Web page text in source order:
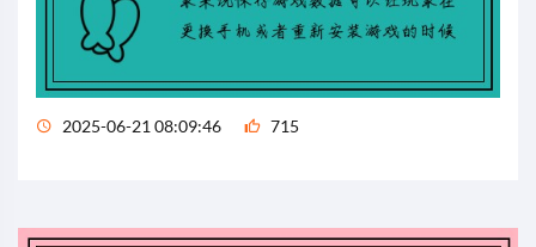
2025-06-21 08:09:46 715